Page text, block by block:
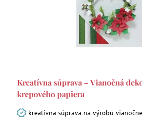
Kreatívna súprava – Vianočná
krepového papiera
kreatívna súprava na výrobu